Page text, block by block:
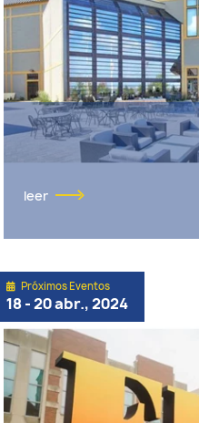
leer
Próximos Eventos
18 - 20 abr., 2024